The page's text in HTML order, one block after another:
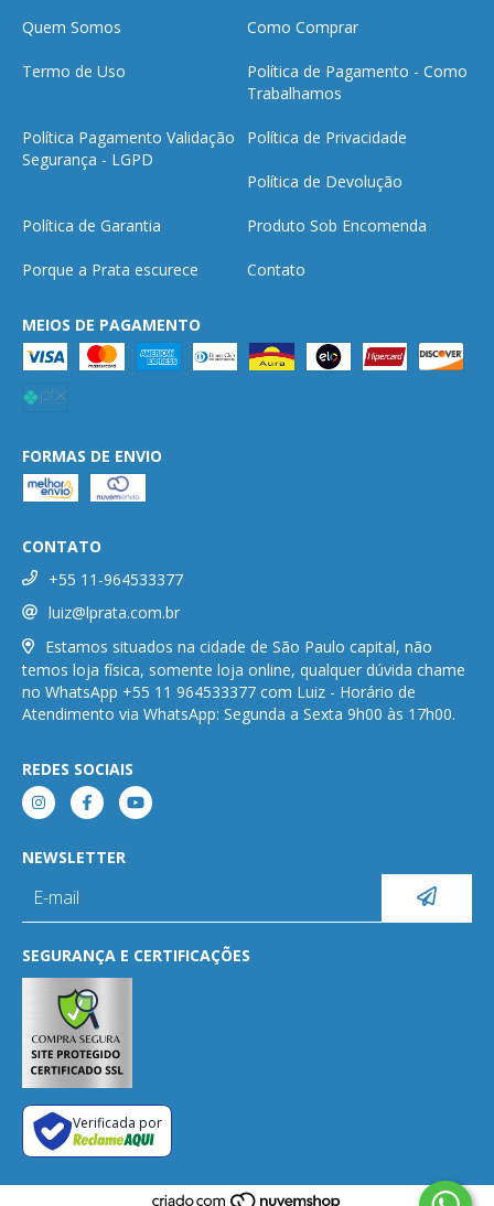
Quem Somos
Como Comprar
Termo de Uso
Política de Pagamento - Como
Trabalhamos
Política Pagamento Validação
Segurança - LGPD
Política de Privacidade
Política de Devolução
Política de Garantia Produto Sob Encomenda
Porque a Prata escurece Contato
MEIOS DE PAGAMENTO
FORMAS DE ENVIO
CONTATO
+55 11-964533377
luiz@lprata.com.br
Estamos situados na cidade de São Paulo capital, não
temos loja física, somente loja online, qualquer dúvida chame
no WhatsApp +55 11 964533377 com Luiz - Horário de
Atendimento via WhatsApp: Segunda a Sexta 9h00 às 17h00.
REDES SOCIAIS
NEWSLETTER
SEGURANÇA E CERTIFICAÇÕES
Verificada por